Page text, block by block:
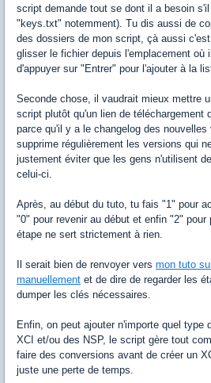
script demande tout se dont il a besoin
"keys.txt" notemment). Tu dis aussi de
des dossiers de mon script, çà aussi
glisser le fichier depuis l'emplacement où
d'appuyer sur "Entrer" pour l'ajouter à la
Seconde chose, il vaudrait mieux mettre
script plutôt qu'un lien de téléchargement
parce qu'il y a le changelog des
supprime régulièrement les versions qui
justement éviter que les gens n'utilisent
celui-ci.
Après, au début du tuto, tu fais "1" pour
"0" pour revenir au début et enfin "2"
étape ne sert strictement à rien.
Il serait bien de renvoyer vers mon tuto
manuellement et de dire de regarder les
dumper les clés nécessaires.
Enfin, on peut ajouter n'importe quel type
XCI et/ou des NSP, le script gère tout
faire des conversions avant de créer un
juste une perte de temps.